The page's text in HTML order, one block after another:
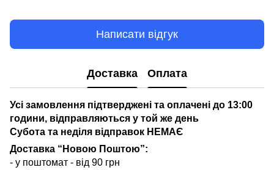
Написати відгук
Доставка Оплата
Усі замовлення підтверджені та оплачені до 13:00
години, відправляються у той же день
Субота та неділя відправок НЕМАЄ
Доставка “Новою Поштою”:
- у поштомат - від 90 грн